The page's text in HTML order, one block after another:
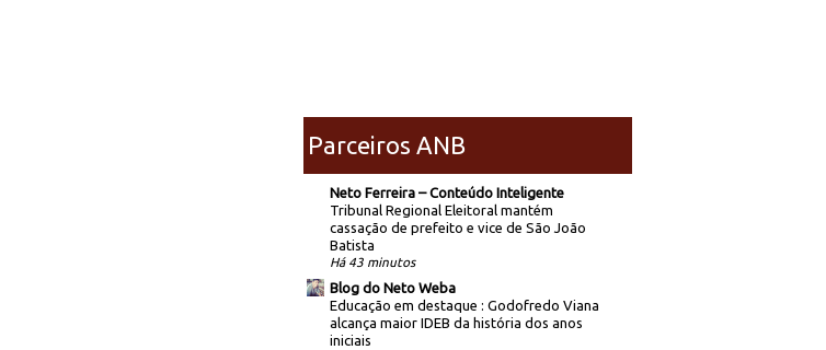
Parceiros ANB
Neto Ferreira – Conteúdo Inteligente
Tribunal Regional Eleitoral mantém
cassação de prefeito e vice de São João
Batista
Há 43 minutos
Blog do Neto Weba
Educação em destaque : Godofredo Viana
alcança maior IDEB da história dos anos
iniciais